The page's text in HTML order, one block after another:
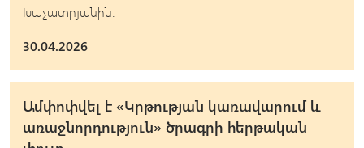
Խաչատրյանին:
30.04.2026
Ամփոփվել է «Կրթության կառավարում և
առաջնորդություն» ծրագրի հերթական